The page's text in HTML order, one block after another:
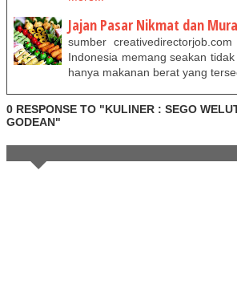
Jajan Pasar Nikmat dan
sumber
Indonesia memang seakan
hanya makanan berat yang
0 RESPONSE TO "KULINER : SEGO
GODEAN"